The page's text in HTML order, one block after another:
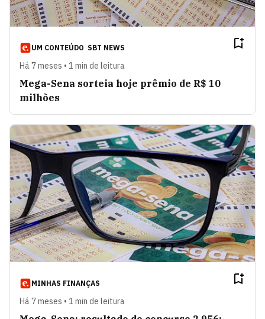
UM CONTEÚDO SBT NEWS
Há 7 meses • 1 min de leitura
Mega-Sena sorteia hoje prêmio de R$ 10
milhões
MINHAS FINANÇAS
Há 7 meses • 1 min de leitura